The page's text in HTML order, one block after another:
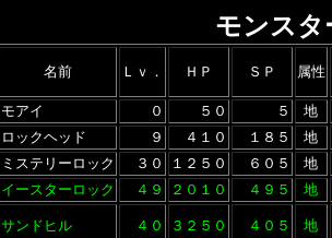
モンスタ
名前 Ｌｖ． ＨＰ ＳＰ 属性
モアイ ０ ５０ ５
地
ロックヘッド ９ ４１０ １８５
地
ミステリーロック ３０ １２５０ ６０５
地
イースターロック ４９ ２０１０ ４９５ 地
サンドヒル ４０ ３２５０ ４０５ 地